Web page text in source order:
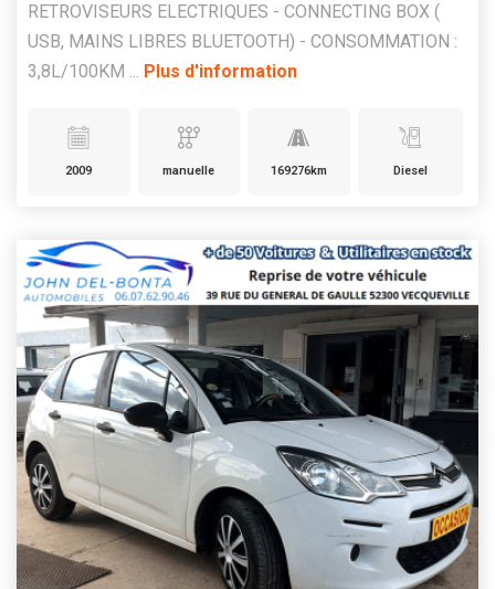
RETROVISEURS ELECTRIQUES - CONNECTING BOX (
USB, MAINS LIBRES BLUETOOTH) - CONSOMMATION :
3,8L/100KM ... Plus d'information
2009 manuelle 169276km Diesel